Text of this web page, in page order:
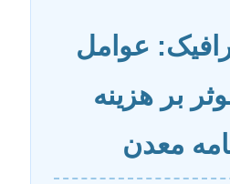
عوامل
بر هزینه
معدن